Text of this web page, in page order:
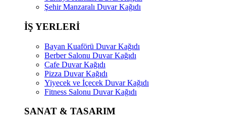
Şehir Manzaralı Duvar Kağıdı
İŞ YERLERİ
Bayan Kuaförü Duvar Kağıdı
Berber Salonu Duvar Kağıdı
Cafe Duvar Kağıdı
Pizza Duvar Kağıdı
Yiyecek ve İçecek Duvar Kağıdı
Fitness Salonu Duvar Kağıdı
SANAT & TASARIM